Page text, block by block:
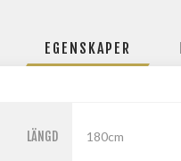
EGENSKAPER
LÄNGD 180cm